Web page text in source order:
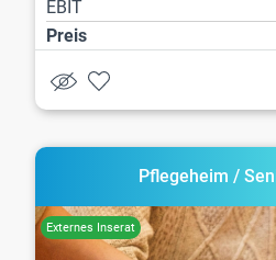
EBIT
Preis
Pflegeheim /